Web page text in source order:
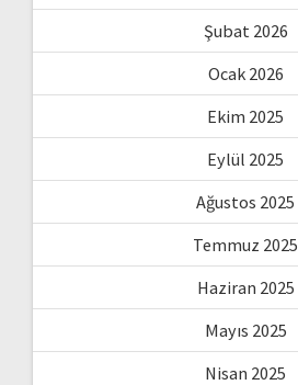
Şubat 2026
Ocak 2026
Ekim 2025
Eylül 2025
Ağustos 2025
Temmuz 2025
Haziran 2025
Mayıs 2025
Nisan 2025